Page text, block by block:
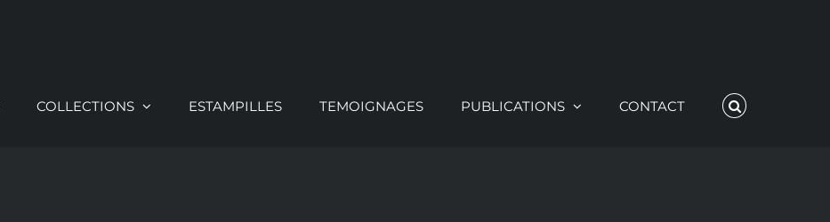
COLLECTIONS ESTAMPILLES TEMOIGNAGES PUBLICATIONS CONTACT